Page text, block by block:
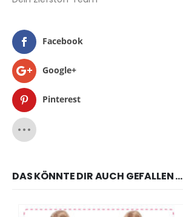
Facebook
Google+
Pinterest
DAS KÖNNTE DIR AUCH GEFALLEN …